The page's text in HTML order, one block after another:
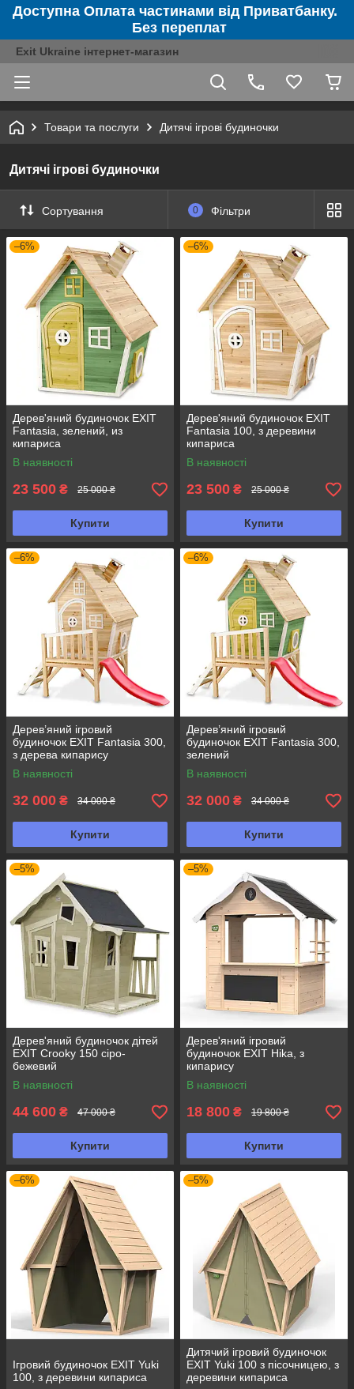
Доступна Оплата частинами від Приватбанку.
Без переплат
Exit Ukraine інтернет-магазин
Товари та послуги Дитячі ігрові будиночки
Дитячі ігрові будиночки
Сортування 0 Фільтри
–6%
Дерев'яний будиночок EXIT
Fantasia, зелений, из
кипариса
В наявності
23 500 ₴ 25 000 ₴
Купити
–6%
Дерев'яний будиночок EXIT
Fantasia 100, з деревини
кипариса
В наявності
23 500 ₴ 25 000 ₴
Купити
–6%
Дерев’яний ігровий
будиночок EXIT Fantasia 300,
з дерева кипарису
В наявності
32 000 ₴ 34 000 ₴
Купити
–6%
Дерев’яний ігровий
будиночок EXIT Fantasia 300,
зелений
В наявності
32 000 ₴ 34 000 ₴
Купити
–5%
Дерев'яний будиночок дітей
EXIT Crooky 150 сіро-
бежевий
В наявності
44 600 ₴ 47 000 ₴
Купити
–5%
Дерев'яний ігровий
будиночок EXIT Hika, з
кипарису
В наявності
18 800 ₴ 19 800 ₴
Купити
–6%
Ігровий будиночок EXIT Yuki
100, з деревини кипариса
–5%
Дитячий ігровий будиночок
EXIT Yuki 100 з пісочницею, з
деревини кипариса